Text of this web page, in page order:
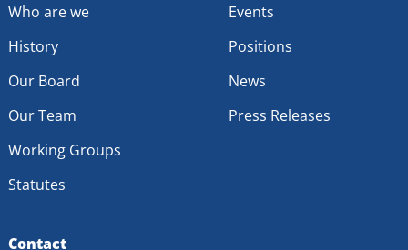
FacebookLinkedIn
Who are we
History
Our Board
Our Team
Working Groups
Statutes
Events
Positions
News
Press Releases
Contact